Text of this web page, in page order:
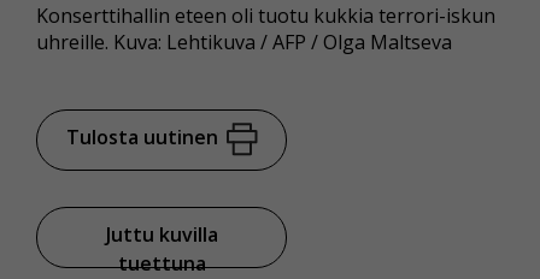
Konserttihallin eteen oli tuotu kukkia terrori-iskun
uhreille. Kuva: Lehtikuva / AFP / Olga Maltseva
Tulosta uutinen
Juttu kuvilla
tuettuna